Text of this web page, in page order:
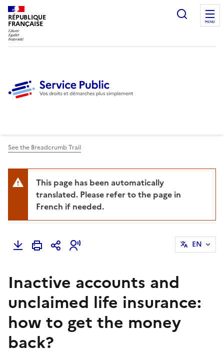
RÉPUBLIQUE
FRANÇAISE
Ouvrir
MENU
See the Breadcrumb Trail
This page has been automatically
translated. Please refer to the page in
French if needed.
EN
Inactive accounts and
unclaimed life insurance:
how to get the money
back?